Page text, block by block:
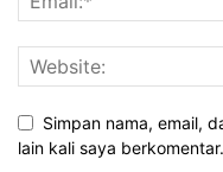
Simpan nama, email,
lain kali saya berkomentar.